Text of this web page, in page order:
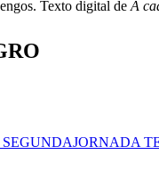
Texto digital de A
JORNADA